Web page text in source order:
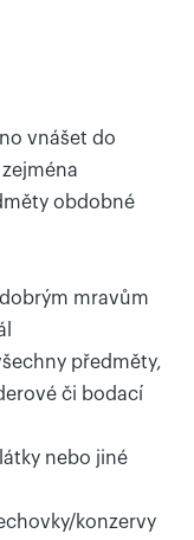
vnášet do
obdobné
mravům
předměty,
či bodací
nebo jiné
konzervy